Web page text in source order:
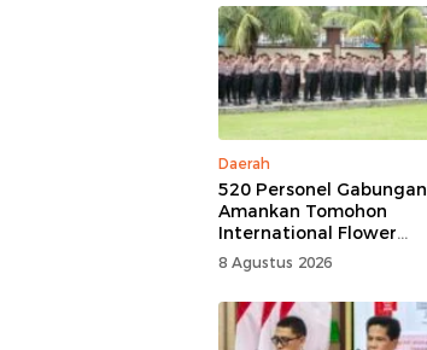
Daerah
520 Personel Gabungan
Amankan Tomohon
International Flower
Festival
8 Agustus 2026